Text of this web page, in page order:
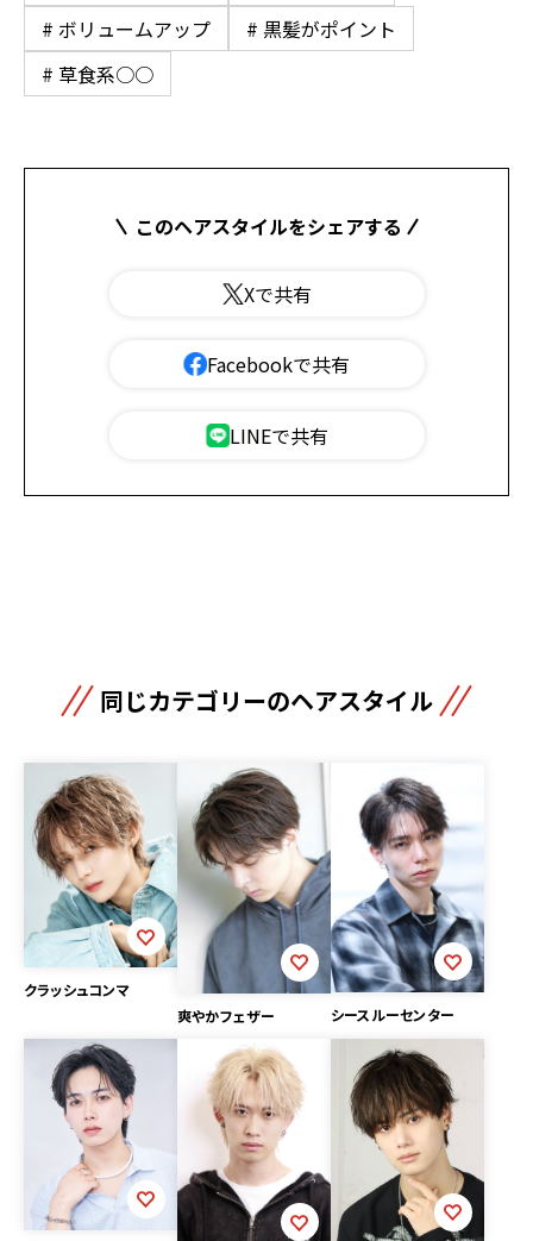
# ボリュームアップ
# 黒髪がポイント
# 草食系○○
このヘアスタイルをシェアする
Xで共有
Facebookで共有
LINEで共有
同じカテゴリーのヘアスタイル
クラッシュコンマ
爽やかフェザー
シースルーセンター